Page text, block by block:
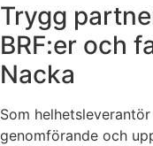
Trygg
BRF:er och
Nacka
Som
genomförande och